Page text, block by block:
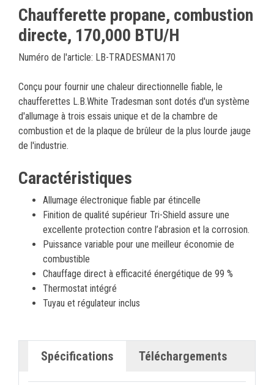
Chaufferette propane, combustion
directe, 170,000 BTU/H
Numéro de l'article: LB-TRADESMAN170
Conçu pour fournir une chaleur directionnelle fiable, le
chaufferettes L.B.White Tradesman sont dotés d'un système
d'allumage à trois essais unique et de la chambre de
combustion et de la plaque de brûleur de la plus lourde jauge
de l'industrie.
Caractéristiques
Allumage électronique fiable par étincelle
Finition de qualité supérieur Tri-Shield assure une
excellente protection contre l’abrasion et la corrosion.
Puissance variable pour une meilleur économie de
combustible
Chauffage direct à efficacité énergétique de 99 %
Thermostat intégré
Tuyau et régulateur inclus
Spécifications Téléchargements